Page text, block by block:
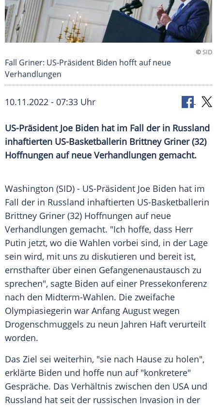
©SID
Fall Griner: US-Präsident Biden hofft auf neue
Verhandlungen
10.11.2022 - 07:33 Uhr
US-Präsident Joe Biden hat im Fall der in Russland
inhaftierten US-Basketballerin Brittney Griner (32)
Hoffnungen auf neue Verhandlungen gemacht.
Washington (SID) - US-Präsident Joe Biden hat im
Fall der in Russland inhaftierten US-Basketballerin
Brittney Griner (32) Hoffnungen auf neue
Verhandlungen gemacht. "Ich hoffe, dass Herr
Putin jetzt, wo die Wahlen vorbei sind, in der Lage
sein wird, mit uns zu diskutieren und bereit ist,
ernsthafter über einen Gefangenenaustausch zu
sprechen", sagte Biden auf einer Pressekonferenz
nach den Midterm-Wahlen. Die zweifache
Olympiasiegerin war Anfang August wegen
Drogenschmuggels zu neun Jahren Haft verurteilt
worden.
Das Ziel sei weiterhin, "sie nach Hause zu holen",
erklärte Biden und hoffe nun auf "konkretere"
Gespräche. Das Verhältnis zwischen den USA und
Russland hat seit der russischen Invasion in der